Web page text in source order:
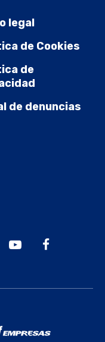
legal
de Cookies
de
de denuncias